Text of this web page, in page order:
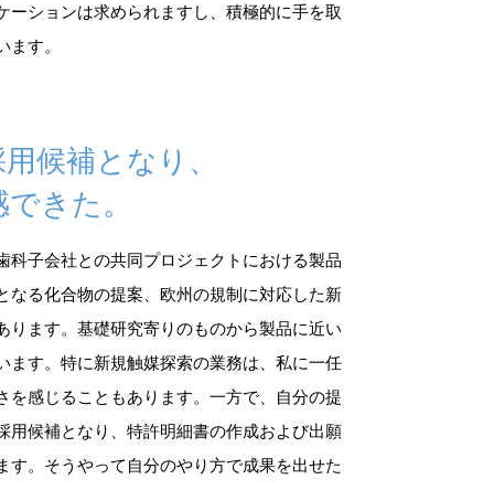
ーションは求められますし、積極的に手を取
す。
候補となり、
できた。
科子会社との共同プロジェクトにおける製品
なる化合物の提案、欧州の規制に対応した新
ります。基礎研究寄りのものから製品に近い
ます。特に新規触媒探索の業務は、私に一任
を感じることもあります。一方で、自分の提
用候補となり、特許明細書の作成および出願
す。そうやって自分のやり方で成果を出せた